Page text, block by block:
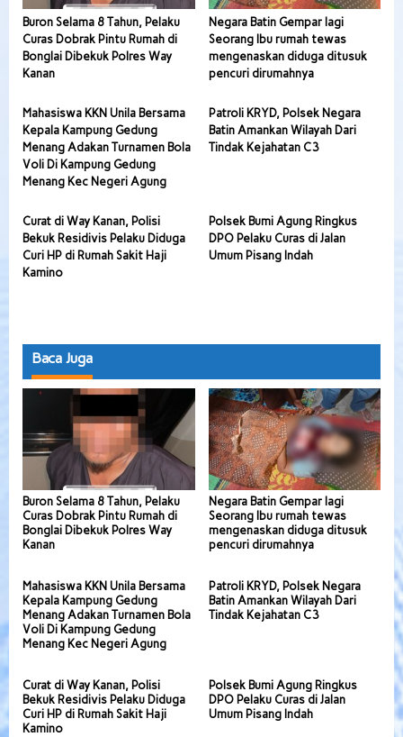
Buron Selama 8 Tahun, Pelaku
Curas Dobrak Pintu Rumah di
Bonglai Dibekuk Polres Way
Kanan
Negara Batin Gempar lagi
Seorang Ibu rumah tewas
mengenaskan diduga ditusuk
pencuri dirumahnya
Mahasiswa KKN Unila Bersama
Kepala Kampung Gedung
Menang Adakan Turnamen Bola
Voli Di Kampung Gedung
Menang Kec Negeri Agung
Patroli KRYD, Polsek Negara
Batin Amankan Wilayah Dari
Tindak Kejahatan C3
Curat di Way Kanan, Polisi
Bekuk Residivis Pelaku Diduga
Curi HP di Rumah Sakit Haji
Kamino
Polsek Bumi Agung Ringkus
DPO Pelaku Curas di Jalan
Umum Pisang Indah
Baca Juga
Buron Selama 8 Tahun, Pelaku
Curas Dobrak Pintu Rumah di
Bonglai Dibekuk Polres Way
Kanan
Negara Batin Gempar lagi
Seorang Ibu rumah tewas
mengenaskan diduga ditusuk
pencuri dirumahnya
Mahasiswa KKN Unila Bersama
Kepala Kampung Gedung
Menang Adakan Turnamen Bola
Voli Di Kampung Gedung
Menang Kec Negeri Agung
Patroli KRYD, Polsek Negara
Batin Amankan Wilayah Dari
Tindak Kejahatan C3
Curat di Way Kanan, Polisi
Bekuk Residivis Pelaku Diduga
Curi HP di Rumah Sakit Haji
Kamino
Polsek Bumi Agung Ringkus
DPO Pelaku Curas di Jalan
Umum Pisang Indah